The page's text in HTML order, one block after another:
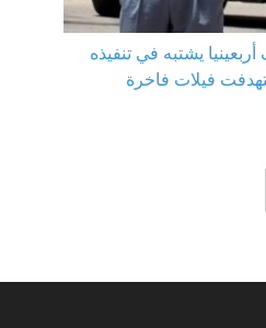
يشتبه في تنفيذه
فيلات فاخرة